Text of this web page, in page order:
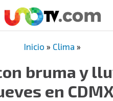
Inicio » Clima »
bruma y
en CDMX